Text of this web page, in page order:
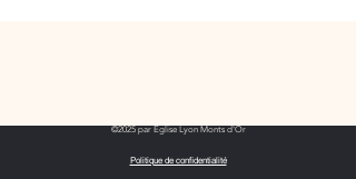
Politique de confidentialité
©2025 par Église Lyon Monts d'Or